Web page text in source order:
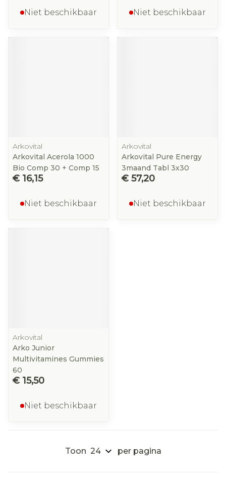
Niet beschikbaar Niet beschikbaar
Arkovital
Arkovital Acerola 1000
Bio Comp 30 + Comp 15
€ 16,15
Niet beschikbaar
Arkovital
Arkovital Pure Energy
3maand Tabl 3x30
€ 57,20
Niet beschikbaar
Arkovital
Arko Junior
Multivitamines Gummies
60
€ 15,50
Niet beschikbaar
Toon per pagina